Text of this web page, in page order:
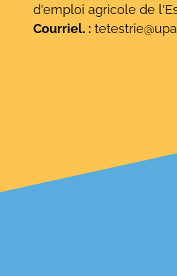
d'emploi agricole de
Courriel. :